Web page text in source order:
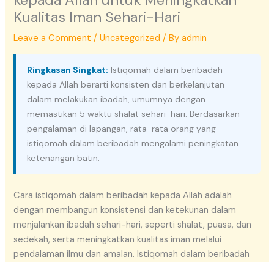
Kualitas Iman Sehari-Hari
Leave a Comment /Uncategorized / Byadmin
Ringkasan Singkat: Istiqomah dalam beribadah
kepada Allah berarti konsisten dan berkelanjutan
dalam melakukan ibadah, umumnya dengan
memastikan 5 waktu shalat sehari-hari. Berdasarkan
pengalaman di lapangan, rata-rata orang yang
istiqomah dalam beribadah mengalami peningkatan
ketenangan batin.
Cara istiqomah dalam beribadah kepada Allah adalah
dengan membangun konsistensi dan ketekunan dalam
menjalankan ibadah sehari-hari, seperti shalat, puasa, dan
sedekah, serta meningkatkan kualitas iman melalui
pendalaman ilmu dan amalan. Istiqomah dalam beribadah